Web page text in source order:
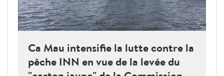
Ca Mau intensifie la lutte contre la
pêche INN en vue de la levée du